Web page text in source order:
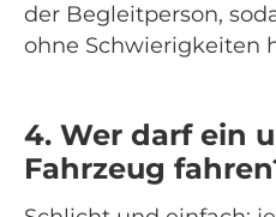
der Begleitperson,
ohne Schwierigkeiten
4. Wer darf ein
Fahrzeug